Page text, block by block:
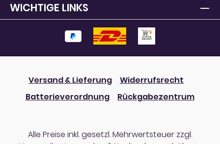
WICHTIGE LINKS
Versand & Lieferung
Widerrufsrecht
Batterieverordnung
Rückgabezentrum
Alle Preise inkl. gesetzl. Mehrwertsteuer zzgl.